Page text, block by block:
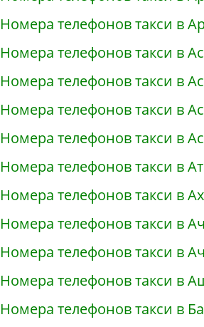
Номера телефонов такси в
Номера телефонов такси в
Номера телефонов такси в
Номера телефонов такси в
Номера телефонов такси в
Номера телефонов такси в
Номера телефонов такси в
Номера телефонов такси в
Номера телефонов такси в
Номера телефонов такси в
Номера телефонов такси в